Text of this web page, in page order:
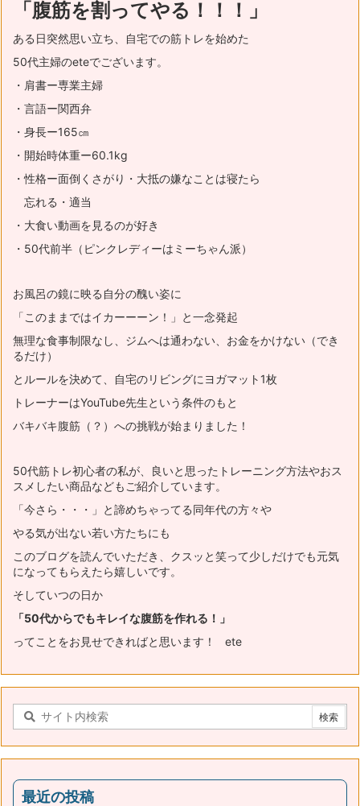
「腹筋を割ってやる！！！」
ある日突然思い立ち、自宅での筋トレを始めた
50代主婦のeteでございます。
・肩書ー専業主婦
・言語ー関西弁
・身長ー165㎝
・開始時体重ー60.1kg
・性格ー面倒くさがり・大抵の嫌なことは寝たら
忘れる・適当
・大食い動画を見るのが好き
・50代前半（ピンクレディーはミーちゃん派）
お風呂の鏡に映る自分の醜い姿に
「このままではイカーーーン！」と一念発起
無理な食事制限なし、ジムへは通わない、お金をかけない（でき
るだけ）
とルールを決めて、自宅のリビングにヨガマット1枚
トレーナーはYouTube先生という条件のもと
バキバキ腹筋（？）への挑戦が始まりました！
50代筋トレ初心者の私が、良いと思ったトレーニング方法やおス
スメ したい商品などもご紹介しています。
「今さら・・・」と諦めちゃってる同年代の方々や
やる気が出ない若い方たちにも
このブログを読んでいただき、 クスッと笑って少しだけでも元気
になってもらえたら嬉しいです。
そしていつの日か
「50代からでもキレイな腹筋を作れる！」
ってことをお見せできればと思います！ ete
最近の投稿